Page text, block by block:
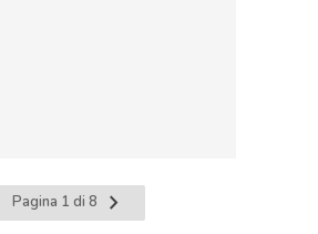
Pagina 1 di 8
Pagina
successiva